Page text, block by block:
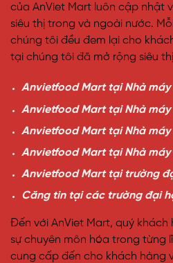
của AnViet Mart luôn cập nhật
siêu thị trong và ngoài nước.
chúng tôi đều đem lại cho
tại chúng tôi đã mở rộng siêu
Anvietfood Mart tại Nhà máy
Anvietfood Mart tại Nhà máy
Anvietfood Mart tại Nhà máy
Anvietfood Mart tại Nhà máy
Anvietfood Mart tại trường
Căng tin tại các trường đại
Đến với AnViet Mart, quý
sự chuyên môn hóa trong từng
cung cấp đến cho khách hàng